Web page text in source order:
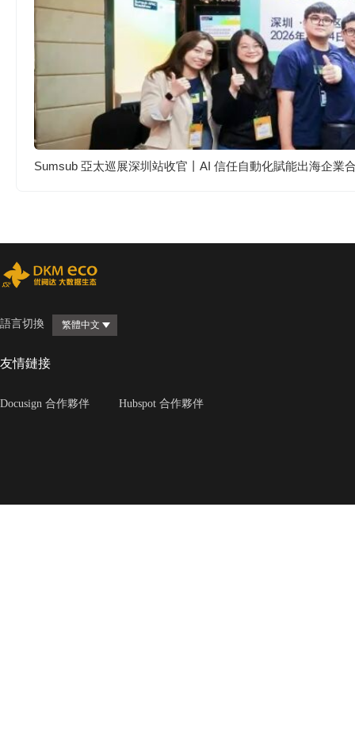
Sumsub 亞太巡展深圳站收官丨AI 信任自動化賦能出海企業
語言切換 繁體中文
友情鏈接
Docusign 合作夥伴 Hubspot 合作夥伴